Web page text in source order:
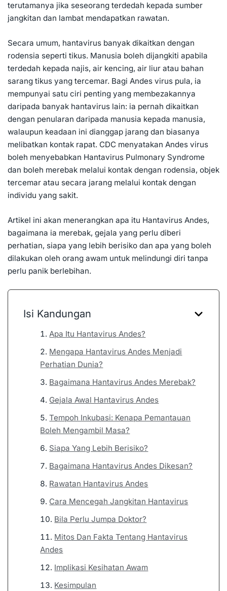
terutamanya jika seseorang terdedah kepada sumber
jangkitan dan lambat mendapatkan rawatan.
Secara umum, hantavirus banyak dikaitkan dengan
rodensia seperti tikus. Manusia boleh dijangkiti apabila
terdedah kepada najis, air kencing, air liur atau bahan
sarang tikus yang tercemar. Bagi Andes virus pula, ia
mempunyai satu ciri penting yang membezakannya
daripada banyak hantavirus lain: ia pernah dikaitkan
dengan penularan daripada manusia kepada manusia,
walaupun keadaan ini dianggap jarang dan biasanya
melibatkan kontak rapat. CDC menyatakan Andes virus
boleh menyebabkan Hantavirus Pulmonary Syndrome
dan boleh merebak melalui kontak dengan rodensia, objek
tercemar atau secara jarang melalui kontak dengan
individu yang sakit.
Artikel ini akan menerangkan apa itu Hantavirus Andes,
bagaimana ia merebak, gejala yang perlu diberi
perhatian, siapa yang lebih berisiko dan apa yang boleh
dilakukan oleh orang awam untuk melindungi diri tanpa
perlu panik berlebihan.
Isi Kandungan
Apa Itu Hantavirus Andes?
Mengapa Hantavirus Andes Menjadi
Perhatian Dunia?
Bagaimana Hantavirus Andes Merebak?
Gejala Awal Hantavirus Andes
Tempoh Inkubasi: Kenapa Pemantauan
Boleh Mengambil Masa?
Siapa Yang Lebih Berisiko?
Bagaimana Hantavirus Andes Dikesan?
Rawatan Hantavirus Andes
Cara Mencegah Jangkitan Hantavirus
Bila Perlu Jumpa Doktor?
Mitos Dan Fakta Tentang Hantavirus
Andes
Implikasi Kesihatan Awam
Kesimpulan